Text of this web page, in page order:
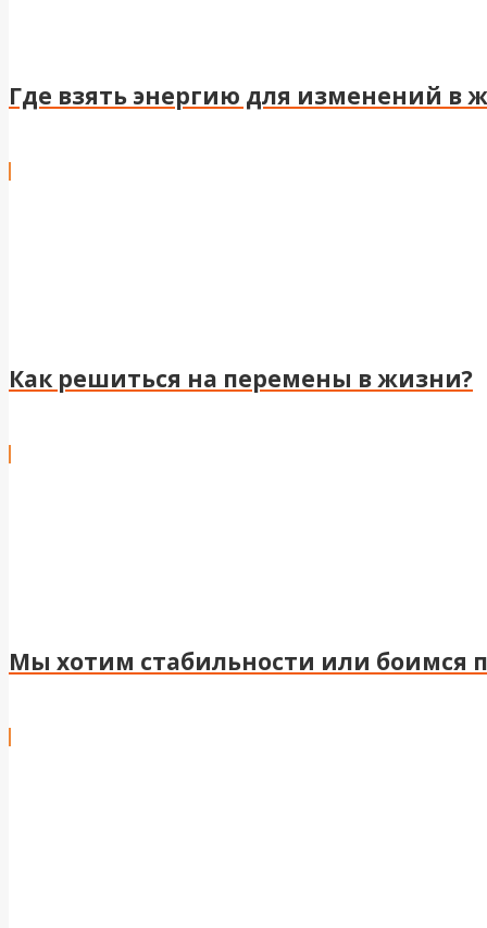
Где взять энергию для изменений в
Как решиться на перемены в жизни?
Мы хотим стабильности или боимся